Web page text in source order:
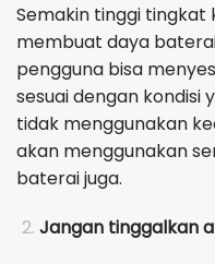
Semakin tinggi tingkat
membuat daya
pengguna bisa
sesuai dengan kondisi
tidak menggunakan
akan menggunakan
baterai juga.
Jangan tinggalkan